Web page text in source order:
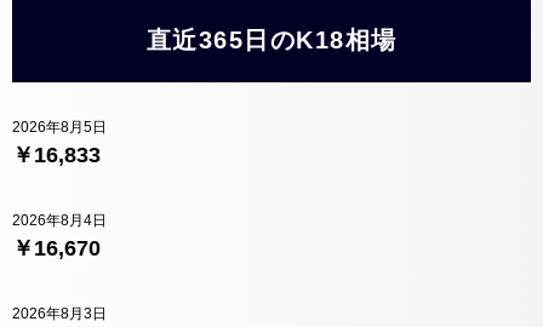
直近365日のK18相場
￥16,833
2026年8月5日
￥16,670
2026年8月4日
2026年8月3日